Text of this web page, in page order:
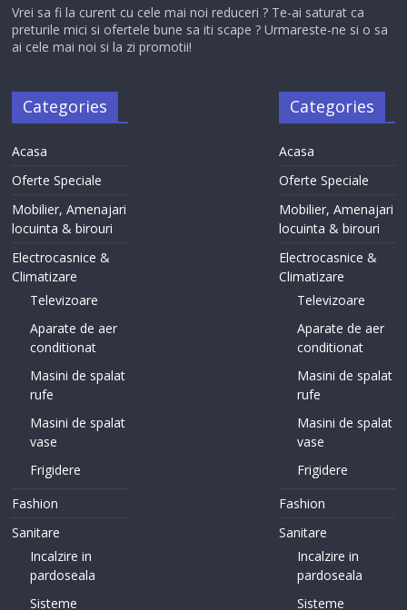
Vrei sa fi la curent cu cele mai noi reduceri ? Te-ai saturat ca
preturile mici si ofertele bune sa iti scape ? Urmareste-ne si o sa
ai cele mai noi si la zi promotii!
Categories
Acasa
Oferte Speciale
Mobilier, Amenajari
locuinta & birouri
Electrocasnice &
Climatizare
Televizoare
Aparate de aer
conditionat
Masini de spalat
rufe
Masini de spalat
vase
Frigidere
Fashion
Sanitare
Incalzire in
pardoseala
Sisteme
Categories
Acasa
Oferte Speciale
Mobilier, Amenajari
locuinta & birouri
Electrocasnice &
Climatizare
Televizoare
Aparate de aer
conditionat
Masini de spalat
rufe
Masini de spalat
vase
Frigidere
Fashion
Sanitare
Incalzire in
pardoseala
Sisteme